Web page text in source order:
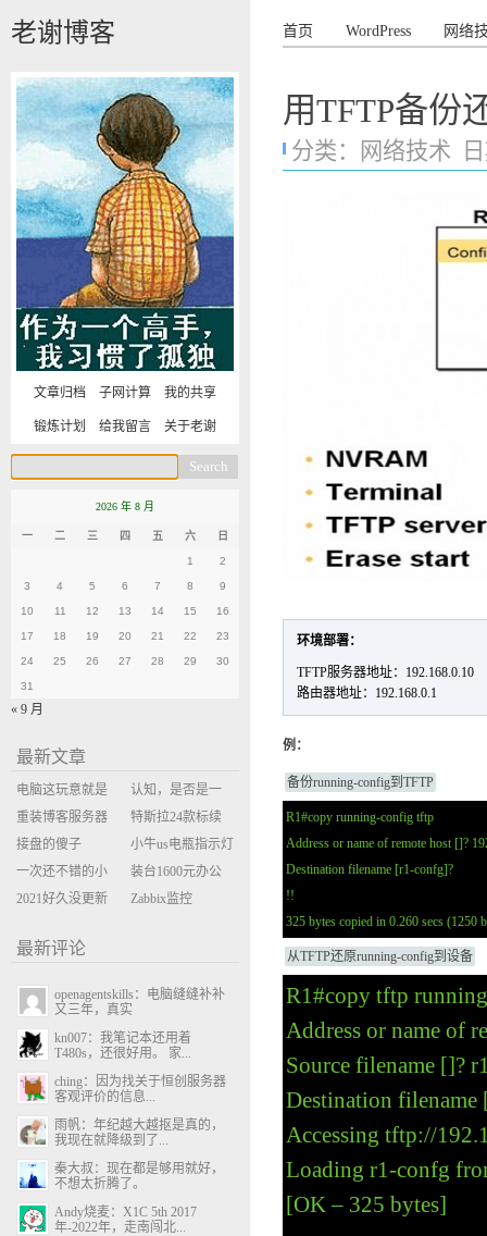
老谢博客 首页 WordPress 网络
用TFTP备份
分类： 网络技术
环境部署：
TFTP服务器地址：192.168.0.10
路由器地址：192.168.0.1
例：
备份running-config到TFTP
R1#copy running-config tftp
Address or name of remote host []?
Destination filename [r1-confg]?
!!
325 bytes copied in 0.260 secs (1250
从TFTP还原running-config到设备
R1#copy tftp
Address or name of
Source filename []?
Destination
Accessing tftp://
Loading r1-confg
[OK – 325 bytes]
文章归档 子网计算 我的共享
锻炼计划 给我留言 关于老谢
2026 年 8 月
一 二 三 四 五 六 日
1 2
3 4 5 6 7 8 9
10 11 12 13 14 15 16
17 18 19 20 21 22 23
24 25 26 27 28 29 30
31
« 9 月
最新文章
电脑这玩意就是
缝缝补补的事
认知，是否是一
座大山？当架构
决策变成配置清
单比价
重装博客服务器
环境
特斯拉24款标续
Model Y 2万公里
使用体验
接盘的傻子
小牛us电瓶指示灯
闪三次不上电
一次还不错的小
米售后体验
装台1600元办公
主机
2021好久没更新
Zabbix监控
最新评论
openagentskills：电脑缝缝补补
又三年，真实
kn007：我笔记本还用着
T480s，还很好用。 家...
ching：因为找关于恒创服务器
客观评价的信息...
雨帆：年纪越大越抠是真的，
我现在就降级到了...
秦大叔：现在都是够用就好，
不想太折腾了。
Andy烧麦：X1C 5th 2017
年-2022年，走南闯北...